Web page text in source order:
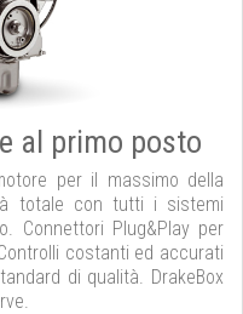
al primo posto
per il massimo della
totale con tutti i sistemi
Connettori Plug&Play per
costanti ed accurati
di qualità. DrakeBox